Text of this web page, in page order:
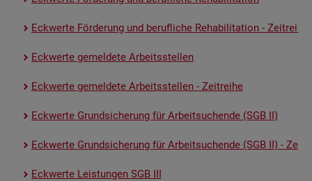
Eck­wer­te För­de­rung und be­ruf­li­che Re­ha­bi­li­ta­ti­on - Zeit­rei­he
Eck­wer­te ge­mel­de­te Ar­beits­stel­len
Eck­wer­te ge­mel­de­te Ar­beits­stel­len - Zeit­rei­he
Eck­wer­te Grund­si­che­rung für Ar­beit­su­chen­de (SGB II)
Eck­wer­te Grund­si­che­rung für Ar­beit­su­chen­de (SGB II) -
Eck­wer­te Leis­tun­gen SGB III